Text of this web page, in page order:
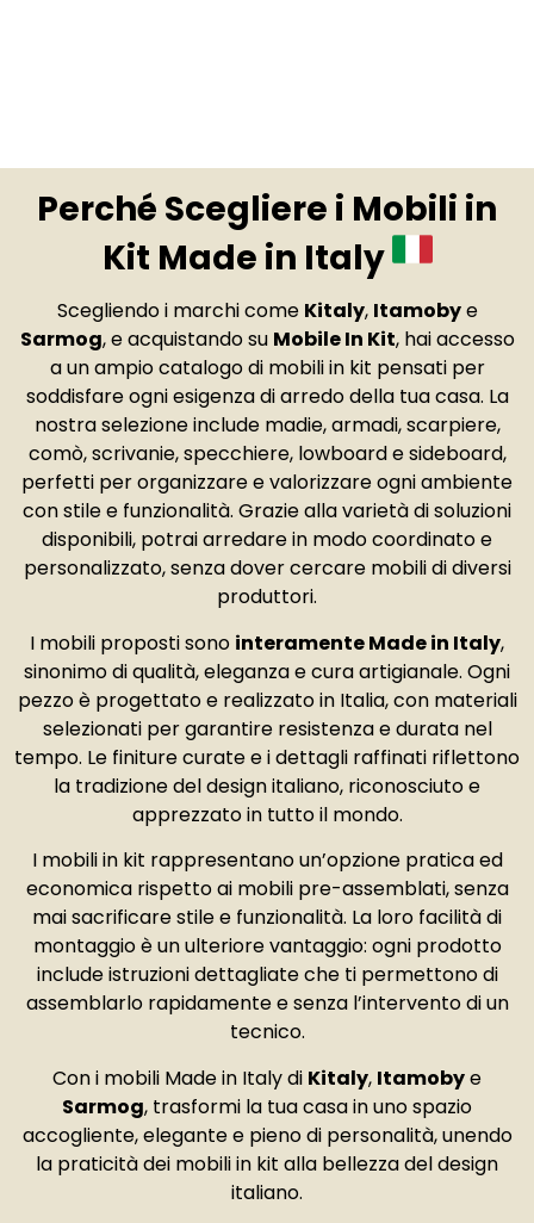
Perché Scegliere i Mobili in
Kit Made in Italy
Scegliendo i marchi come Kitaly, Itamobye
Sarmog, e acquistando su Mobile In Kit, hai accesso
a un ampio catalogo di mobili in kit pensati per
soddisfare ogni esigenza di arredo della tua casa. La
nostra selezione include madie, armadi, scarpiere,
comò, scrivanie, specchiere, lowboard e sideboard,
perfetti per organizzare e valorizzare ogni ambiente
con stile e funzionalità. Grazie alla varietà di soluzioni
disponibili, potrai arredare in modo coordinato e
personalizzato, senza dover cercare mobili di diversi
produttori.
I mobili proposti sono interamente Made in Italy,
sinonimo di qualità, eleganza e cura artigianale. Ogni
pezzo è progettato e realizzato in Italia, con materiali
selezionati per garantire resistenza e durata nel
tempo. Le finiture curate e i dettagli raffinati riflettono
la tradizione del design italiano, riconosciuto e
apprezzato in tutto il mondo.
I mobili in kit rappresentano un’opzione pratica ed
economica rispetto ai mobili pre-assemblati, senza
mai sacrificare stile e funzionalità. La loro facilità di
montaggio è un ulteriore vantaggio: ogni prodotto
include istruzioni dettagliate che ti permettono di
assemblarlo rapidamente e senza l’intervento di un
tecnico.
Con i mobili Made in Italy di Kitaly, Itamobye
Sarmog, trasformi la tua casa in uno spazio
accogliente, elegante e pieno di personalità, unendo
la praticità dei mobili in kit alla bellezza del design
italiano.